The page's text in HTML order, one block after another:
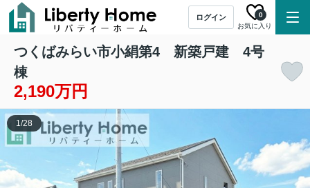
ログイン
お気に入り
0
つくばみらい市小絹第4 新築戸建 4号
棟
2,190万円
1/28